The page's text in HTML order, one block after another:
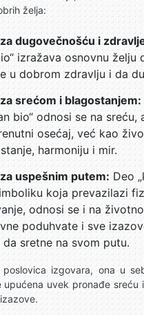
želja:
dugovečnošću i
izražava osnovnu želju
u dobrom zdravlju i da
srećom i blagostanjem:
bio“ odnosi se na sreću,
osećaj, već kao
harmoniju i mir.
uspešnim putem: Deo
koja prevazilazi
odnosi se i na
poduhvate i sve
da sretne na svom putu.
izgovara, ona u
upućena uvek pronađe sreću